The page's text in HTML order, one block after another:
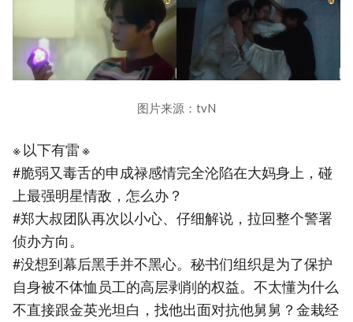
图片来源：tvN
※ 以下有雷 ※
#脆弱又毒舌的申成禄感情完全沦陷在大妈身上，碰
上最强明星情敌，怎么办？
#郑大叔团队再次以小心、仔细解说，拉回整个警署
侦办方向。
#没想到幕后黑手并不黑心。秘书们组织是为了保护
自身被不体恤员工的高层剥削的权益。不太懂为什么
不直接跟金英光坦白，找他出面对抗他舅舅？金栽经